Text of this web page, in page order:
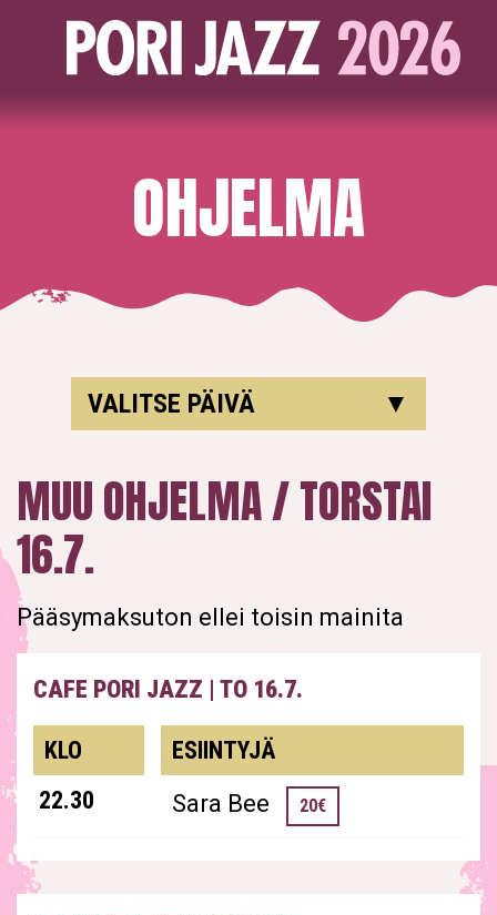
OHJELMA
VALITSE PÄIVÄ ▼
MUU OHJELMA / TORSTAI
16.7.
Pääsymaksuton ellei toisin mainita
CAFE PORI JAZZ | TO 16.7.
KLO
ESIINTYJÄ
22.30
Sara Bee 20€